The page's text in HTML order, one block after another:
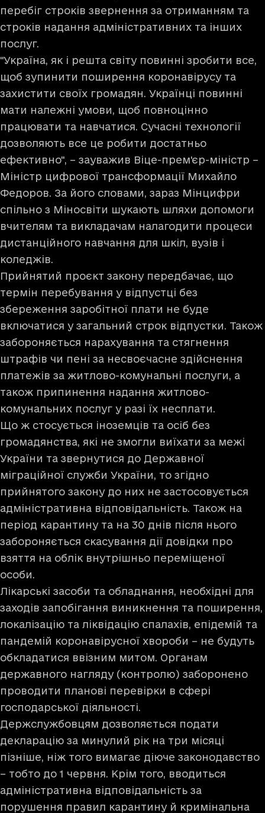
перебіг строків звернення за отриманням та
строків надання адміністративних та інших
послуг.
"Україна, як і решта світу повинні зробити все,
щоб зупинити поширення коронавірусу та
захистити своїх громадян. Українці повинні
мати належні умови, щоб повноцінно
працювати та навчатися. Сучасні технології
дозволяють все це робити достатньо
ефективно", – зауважив Віце-прем'єр-міністр –
Міністр цифрової трансформації Михайло
Федоров. За його словами, зараз Мінцифри
спільно з Міносвіти шукають шляхи допомоги
вчителям та викладачам налагодити процеси
дистанційного навчання для шкіл, вузів і
коледжів.
Прийнятий проєкт закону передбачає, що
термін перебування у відпустці без
збереження заробітної плати не буде
включатися у загальний строк відпустки. Також
забороняється нарахування та стягнення
штрафів чи пені за несвоєчасне здійснення
платежів за житлово-комунальні послуги, а
також припинення надання житлово-
комунальних послуг у разі їх несплати.
Що ж стосується іноземців та осіб без
громадянства, які не змогли виїхати за межі
України та звернутися до Державної
міграційної служби України, то згідно
прийнятого закону до них не застосовується
адміністративна відповідальність. Також на
період карантину та на 30 днів після нього
забороняється скасування дії довідки про
взяття на облік внутрішньо переміщеної
особи.
Лікарські засоби та обладнання, необхідні для
заходів запобігання виникнення та поширення,
локалізацію та ліквідацію спалахів, епідемій та
пандемій коронавірусної хвороби – не будуть
обкладатися ввізним митом. Органам
державного нагляду (контролю) заборонено
проводити планові перевірки в сфері
господарської діяльності.
Держслужбовцям дозволяється подати
декларацію за минулий рік на три місяці
пізніше, ніж того вимагає діюче законодавство
– тобто до 1 червня. Крім того, вводиться
адміністративна відповідальність за
порушення правил карантину й кримінальна